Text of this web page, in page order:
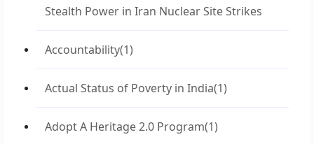
Stealth Power in Iran Nuclear Site Strikes
Accountability(1)
Actual Status of Poverty in India(1)
Adopt A Heritage 2.0 Program(1)